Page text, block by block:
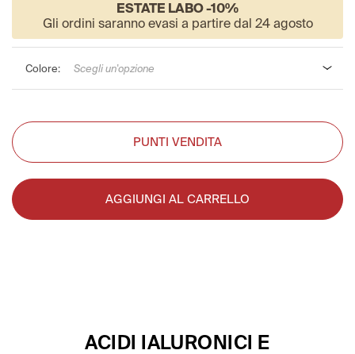
ESTATE LABO -10%
Gli ordini saranno evasi a partire dal 24 agosto
Colore Scegli un'opzione
PUNTI VENDITA
AGGIUNGI AL CARRELLO
ACIDI IALURONICI E